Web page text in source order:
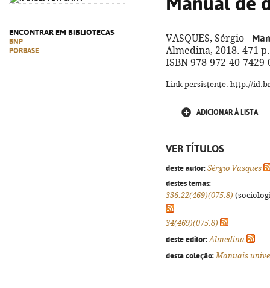
ENCONTRAR EM BIBLIOTECAS
BNP
PORBASE
VASQUES, Sérgio -
Almedina, 2018. 471
ISBN 978-972-40-7429-
Link persistente: http://
ADICIONAR À LISTA
VER TÍTULOS
deste autor: Sérgio Vasques
destes temas:
336.22(469)(075.8)
34(469)(075.8)
deste editor: Almedina
desta coleção: Manuais